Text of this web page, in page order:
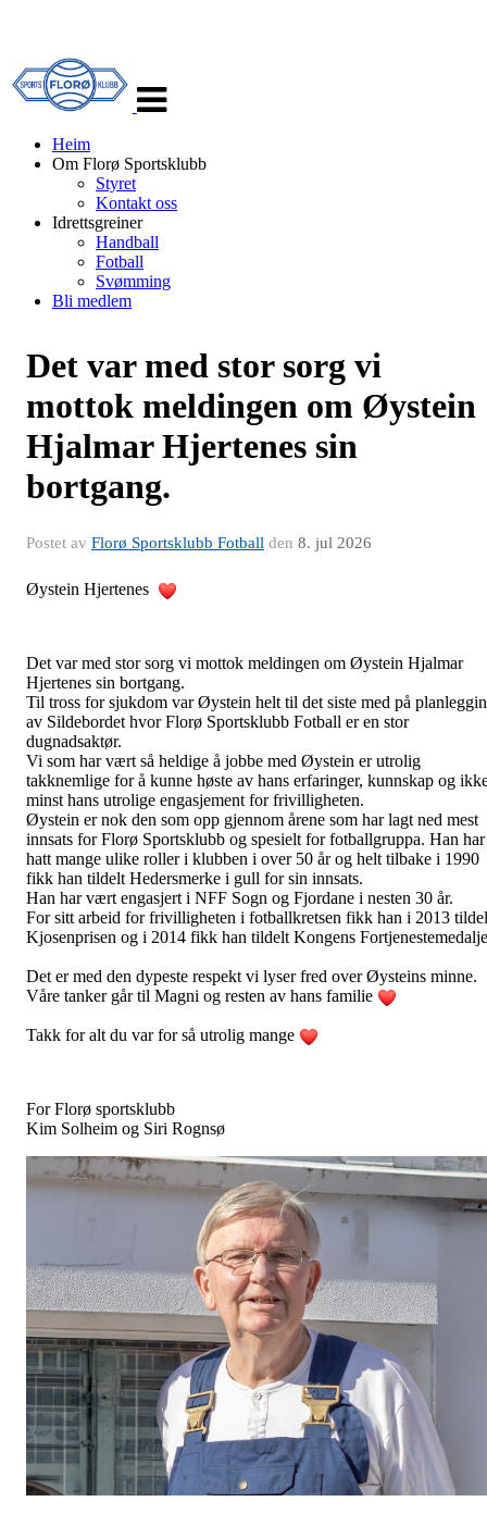
navigasjon
Heim
Om Florø Sportsklubb
Styret
Kontakt oss
Idrettsgreiner
Handball
Fotball
Svømming
Bli medlem
Det var med stor sorg vi
mottok meldingen om Øystein
Hjalmar Hjertenes sin
bortgang.
Postet av Florø Sportsklubb Fotball den 8. jul 2026
Øystein Hjertenes
Det var med stor sorg vi mottok meldingen om Øystein Hjalmar
Hjertenes sin bortgang.
Til tross for sjukdom var Øystein helt til det siste med på
av Sildebordet hvor Florø Sportsklubb Fotball er en stor
dugnadsaktør.
Vi som har vært så heldige å jobbe med Øystein er utrolig
takknemlige for å kunne høste av hans erfaringer, kunnskap og
minst hans utrolige engasjement for frivilligheten.
Øystein er nok den som opp gjennom årene som har lagt ned mest
innsats for Florø Sportsklubb og spesielt for fotballgruppa. Han har
hatt mange ulike roller i klubben i over 50 år og helt tilbake i 1990
fikk han tildelt Hedersmerke i gull for sin innsats.
Han har vært engasjert i NFF Sogn og Fjordane i nesten 30 år.
For sitt arbeid for frivilligheten i fotballkretsen fikk han i 2013
Kjosenprisen og i 2014 fikk han tildelt Kongens
Det er med den dypeste respekt vi lyser fred over Øysteins minne.
Våre tanker går til Magni og resten av hans familie
Takk for alt du var for så utrolig mange
For Florø sportsklubb
Kim Solheim og Siri Rognsø